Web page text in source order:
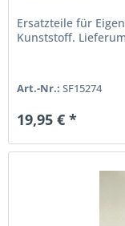
Ersatzteile für
Kunststoff.
Art.-Nr.: SF15274
19,95 € *